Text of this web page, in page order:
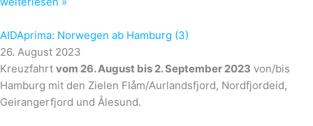
AIDAprima: Norwegen ab Hamburg (3)
26. August 2023
Kreuzfahrt vom 26. August bis 2. September 2023 von/bis
Hamburg mit den Zielen Flåm/Aurlandsfjord, Nordfjordeid,
Geirangerfjord und Ålesund.